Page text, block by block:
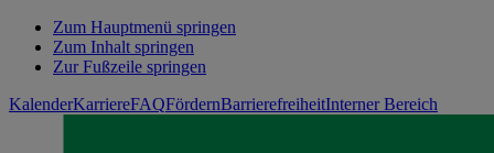
Zum Hauptmenü springen
Zum Inhalt springen
Zur Fußzeile springen
KalenderKarriereFAQFördernBarrierefreiheitInterner Bereich